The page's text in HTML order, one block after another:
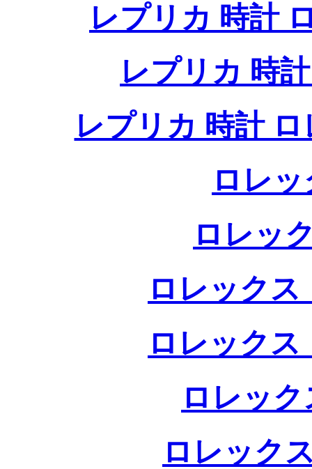
レプリカ 時計
レプリカ 時
レプリカ 時計
ロレ
ロレッ
ロレックス
ロレックス
ロレッ
ロレック